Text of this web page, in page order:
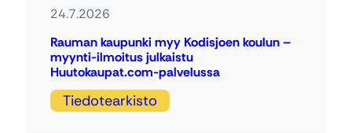
24.7.2026
Rauman kaupunki myy Kodisjoen koulun –
myynti-ilmoitus julkaistu
Huutokaupat.com-palvelussa
Tiedotearkisto